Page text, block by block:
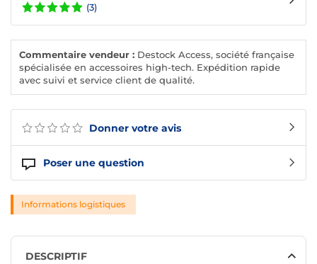
Donner votre avis
Poser une question
(3)
Commentaire vendeur : Destock Access, société française
spécialisée en accessoires high-tech. Expédition rapide
avec suivi et service client de qualité.
Informations logistiques
DESCRIPTIF